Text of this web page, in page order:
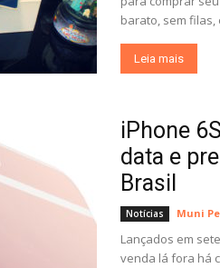
barato, sem filas,
Leia mais
iPhone
data e
Brasil
Notícias Muni
Lançados em
venda lá fora há